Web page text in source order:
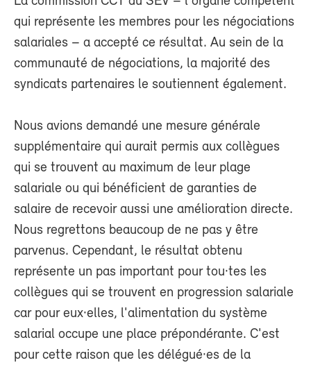
qui représente les membres pour les négociations
salariales – a accepté ce résultat. Au sein de la
communauté de négociations, la majorité des
syndicats partenaires le soutiennent également.
Nous avions demandé une mesure générale
supplémentaire qui aurait permis aux collègues
qui se trouvent au maximum de leur plage
salariale ou qui bénéficient de garanties de
salaire de recevoir aussi une amélioration directe.
Nous regrettons beaucoup de ne pas y être
parvenus. Cependant, le résultat obtenu
représente un pas important pour tou·tes les
collègues qui se trouvent en progression salariale
car pour eux·elles, l'alimentation du système
salarial occupe une place prépondérante. C'est
pour cette raison que les délégué·es de la